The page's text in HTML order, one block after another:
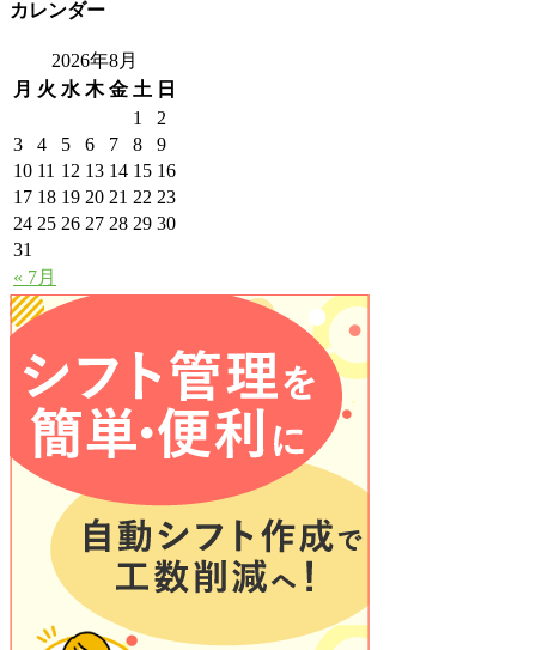
カレンダー
2026年8月
月 火 水 木 金 土 日
« 7月
1
2
3
4 5 6 7 8
9
10 11 12 13 14 15 16
17 18 19 20 21 22 23
24 25 26 27 28 29 30
31